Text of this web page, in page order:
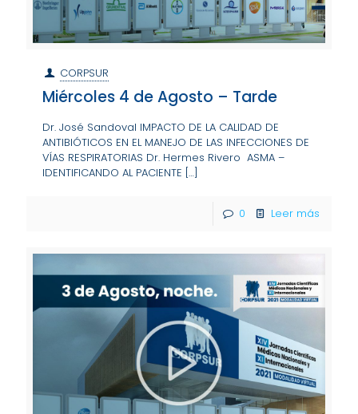
CORPSUR
Miércoles 4 de Agosto – Tarde
Dr. José Sandoval IMPACTO DE LA CALIDAD DE
ANTIBIÓTICOS EN EL MANEJO DE LAS INFECCIONES DE
VÍAS RESPIRATORIAS Dr. Hermes Rivero ASMA –
IDENTIFICANDO AL PACIENTE […]
0 Leer más